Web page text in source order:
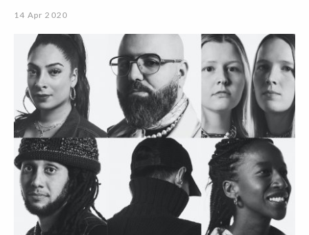
14 Apr 2020